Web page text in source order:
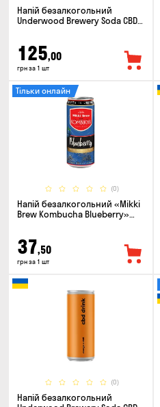
Напій безалкогольний
Underwood Brewery Soda CBD
125,00
грн за 1 шт
(0)
Тільки онлайн
Напій безалкогольний «Mikki
Brew Kombucha Blueberry»
37,50
грн за 1 шт
(0)
Напій безалкогольний